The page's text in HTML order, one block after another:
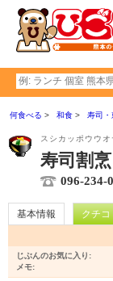
何食べる 和食 寿司・
スシカッポウウオ
寿司割
096-234-
基本情報 クチコ
じぶんのお気に入り:
メモ: